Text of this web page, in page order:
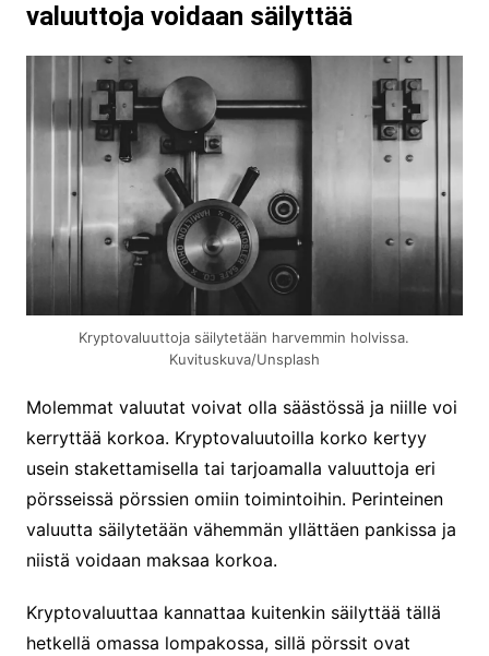
valuuttoja voidaan säilyttää
Kryptovaluuttoja säilytetään harvemmin holvissa.
Kuvituskuva/Unsplash
Molemmat valuutat voivat olla säästössä ja niille voi
kerryttää korkoa. Kryptovaluutoilla korko kertyy
usein stakettamisella tai tarjoamalla valuuttoja eri
pörsseissä pörssien omiin toimintoihin. Perinteinen
valuutta säilytetään vähemmän yllättäen pankissa ja
niistä voidaan maksaa korkoa.
Kryptovaluuttaa kannattaa kuitenkin säilyttää tällä
hetkellä omassa lompakossa, sillä pörssit ovat